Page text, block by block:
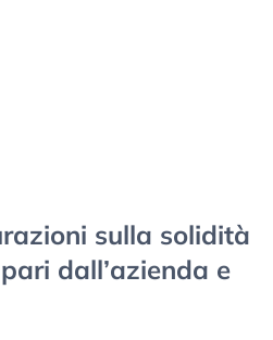
sulla solidità
dall’azienda e